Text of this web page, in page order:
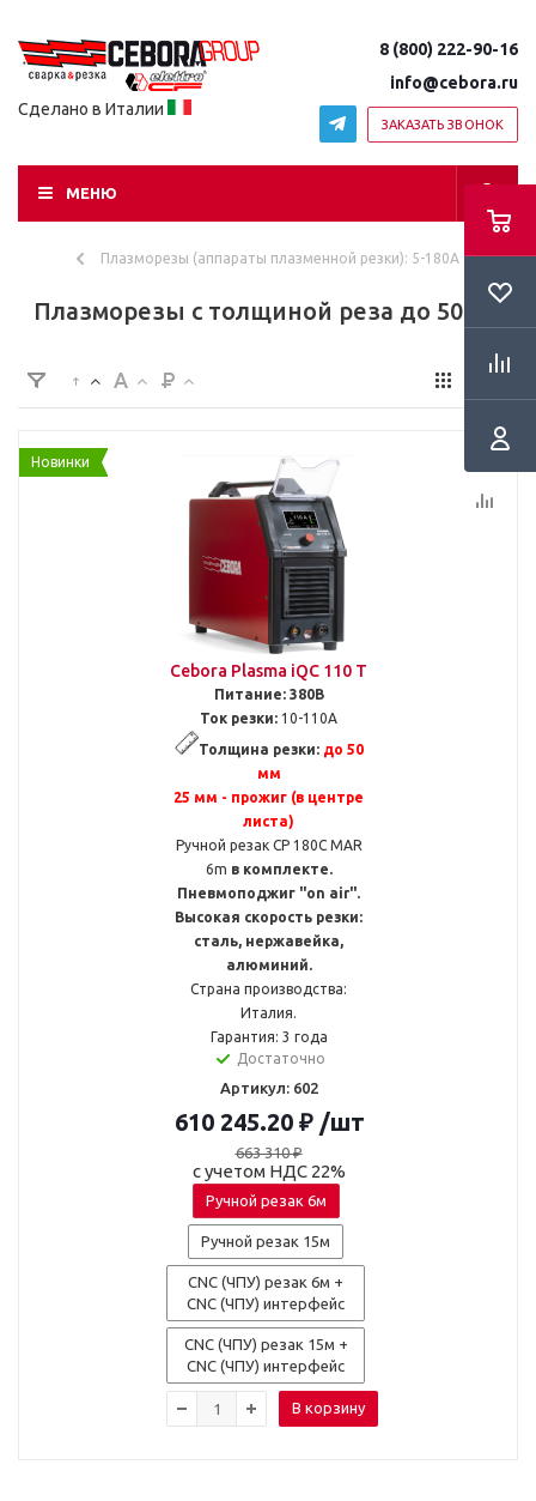
Сделано в Италии
8 (800) 222-90-16
info@cebora.ru
ЗАКАЗАТЬ ЗВОНОК
МЕНЮ
Плазморезы (аппараты плазменной резки): 5-180А
Плазморезы с толщиной реза до 50 мм
Новинки
Cebora Plasma iQC 110 T
Питание: 380В
Ток резки: 10-110А
Толщина резки: до 50
мм
25 мм - прожиг (в центре
листа)
Ручной резак CP 180C MAR
6m в комплекте.
Пневмоподжиг "on air".
Высокая скорость резки:
сталь, нержавейка,
алюминий.
Страна производства:
Италия.
Гарантия: 3 года
Достаточно
Артикул: 602
610 245.20 ₽ /шт
663 310₽
с учетом НДС 22%
Ручной резак 6м
Ручной резак 15м
CNC (ЧПУ) резак 6м +
CNC (ЧПУ) интерфейс
CNC (ЧПУ) резак 15м +
CNC (ЧПУ) интерфейс
В корзину